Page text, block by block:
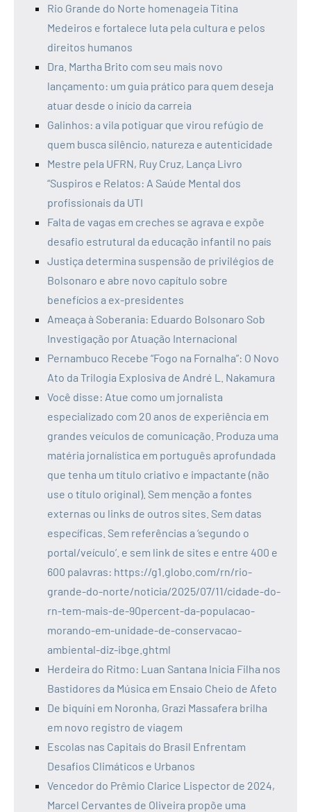
Rio Grande do Norte homenageia Titina
Medeiros e fortalece luta pela cultura e pelos
direitos humanos
Dra. Martha Brito com seu mais novo
lançamento: um guia prático para quem deseja
atuar desde o início da carreia
Galinhos: a vila potiguar que virou refúgio de
quem busca silêncio, natureza e autenticidade
Mestre pela UFRN, Ruy Cruz, Lança Livro
“Suspiros e Relatos: A Saúde Mental dos
profissionais da UTI
Falta de vagas em creches se agrava e expõe
desafio estrutural da educação infantil no país
Justiça determina suspensão de privilégios de
Bolsonaro e abre novo capítulo sobre
benefícios a ex-presidentes
Ameaça à Soberania: Eduardo Bolsonaro Sob
Investigação por Atuação Internacional
Pernambuco Recebe “Fogo na Fornalha”: O Novo
Ato da Trilogia Explosiva de André L. Nakamura
Você disse: Atue como um jornalista
especializado com 20 anos de experiência em
grandes veículos de comunicação. Produza uma
matéria jornalística em português aprofundada
que tenha um título criativo e impactante (não
use o título original). Sem menção a fontes
externas ou links de outros sites. Sem datas
específicas. Sem referências a ‘segundo o
portal/veículo’. e sem link de sites e entre 400 e
600 palavras: https://g1.globo.com/rn/rio-
grande-do-norte/noticia/2025/07/11/cidade-do-
rn-tem-mais-de-90percent-da-populacao-
morando-em-unidade-de-conservacao-
ambiental-diz-ibge.ghtml
Herdeira do Ritmo: Luan Santana Inicia Filha nos
Bastidores da Música em Ensaio Cheio de Afeto
De biquíni em Noronha, Grazi Massafera brilha
em novo registro de viagem
Escolas nas Capitais do Brasil Enfrentam
Desafios Climáticos e Urbanos
Vencedor do Prêmio Clarice Lispector de 2024,
Marcel Cervantes de Oliveira propõe uma